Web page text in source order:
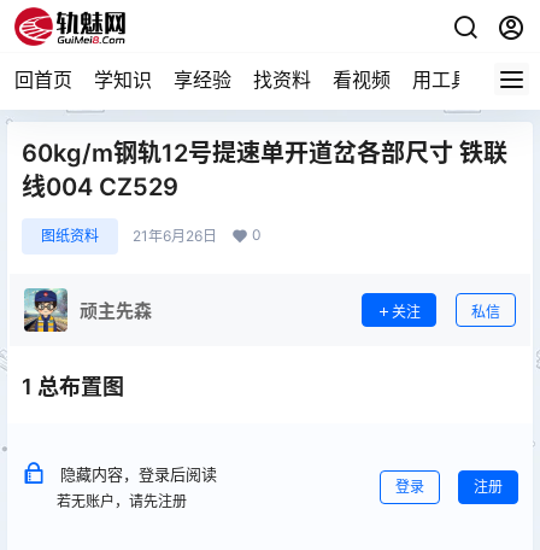
回首页 学知识 享经验 找资料 看视频 用工具 论技
60kg/m钢轨12号提速单开道岔各部尺寸 铁联
线004 CZ529
图纸资料 21年6月26日 0
顽主先森 关注 私信
1 总布置图
隐藏内容，登录后阅读
若无账户，请先注册
登录 注册